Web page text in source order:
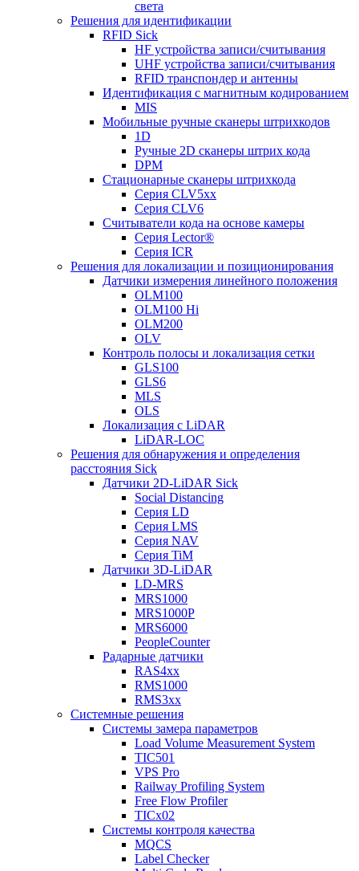
света
Решения для идентификации
RFID Sick
HF устройства записи/считывания
UHF устройства записи/считывания
RFID транспондер и антенны
Идентификация с магнитным кодированием
MIS
Мобильные ручные сканеры штрихкодов
1D
Ручные 2D сканеры штрих кода
DPM
Стационарные сканеры штрихкода
Серия CLV5xx
Серия CLV6
Считыватели кода на основе камеры
Серия Lector®
Серия ICR
Решения для локализации и позиционирования
Датчики измерения линейного положения
OLM100
OLM100 Hi
OLM200
OLV
Контроль полосы и локализация сетки
GLS100
GLS6
MLS
OLS
Локализация с LiDAR
LiDAR-LOC
Решения для обнаружения и определения
расстояния Sick
Датчики 2D-LiDAR Sick
Social Distancing
Серия LD
Серия LMS
Серия NAV
Серия TiM
Датчики 3D-LiDAR
LD-MRS
MRS1000
MRS1000P
MRS6000
PeopleCounter
Радарные датчики
RAS4xx
RMS1000
RMS3xx
Системные решения
Системы замера параметров
Load Volume Measurement System
TIC501
VPS Pro
Railway Profiling System
Free Flow Profiler
TICx02
Системы контроля качества
MQCS
Label Checker